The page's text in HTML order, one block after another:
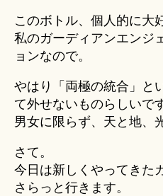
このボトル、個人的に大
私のガーディアンエンジ
ョンなので。
やはり「両極の統合」と
て外せないものらしいで
男女に限らず、天と地、
さて。
今日は新しくやってきた
さらっと行きます。